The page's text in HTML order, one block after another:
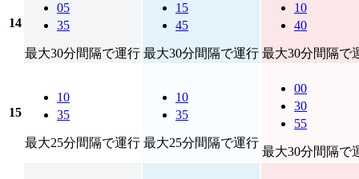
14
05
35
最大30分間隔で運行
15
45
最大30分間隔で運行
10
40
最大30分間隔で
15
10
35
最大25分間隔で運行
10
35
最大25分間隔で運行
00
30
55
最大30分間隔で